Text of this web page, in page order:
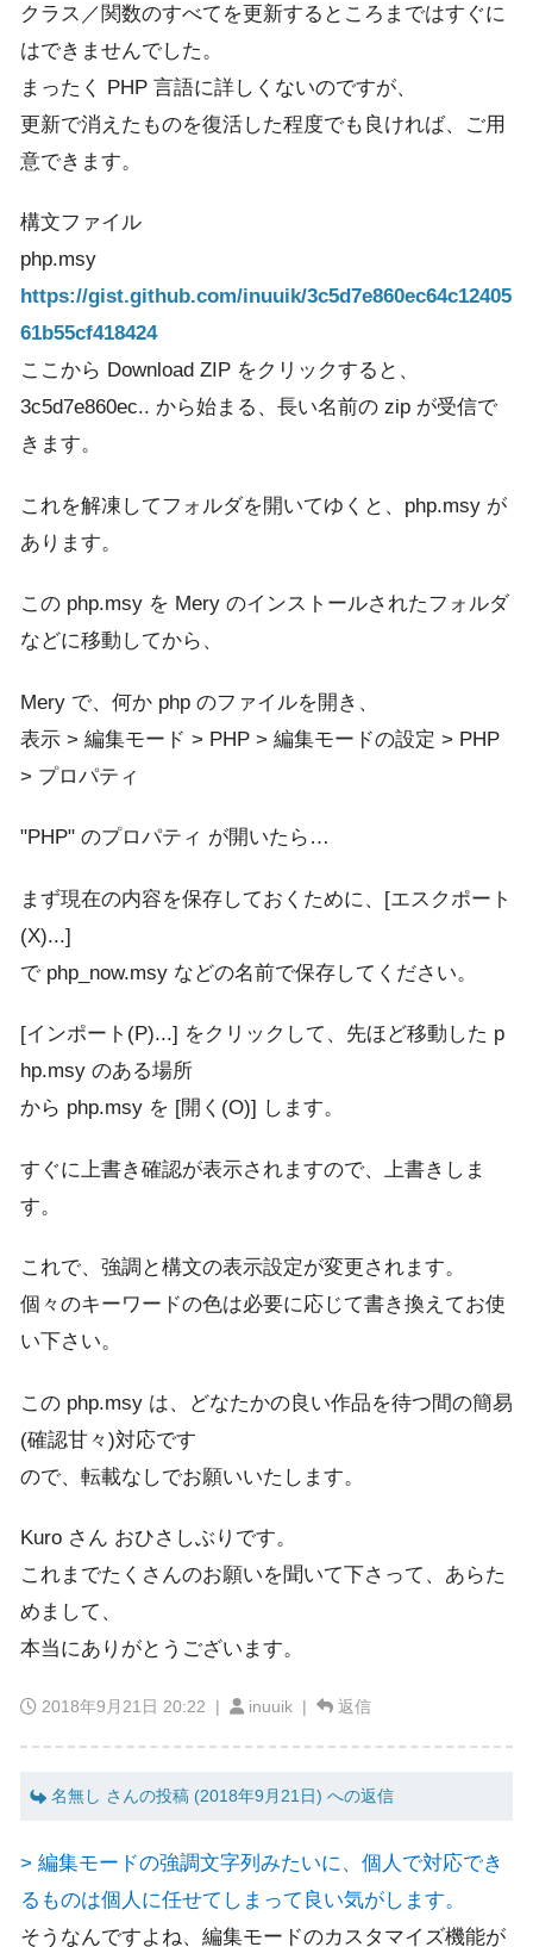
クラス／関数のすべてを更新するところまではすぐに
はできませんでした。
まったく PHP 言語に詳しくないのですが、
更新で消えたものを復活した程度でも良ければ、ご用
意できます。
構文ファイル
php.msy
https://gist.github.com/inuuik/3c5d7e860ec64c12405
61b55cf418424
ここから Download ZIP をクリックすると、
3c5d7e860ec.. から始まる、長い名前の zip が受信で
きます。
これを解凍してフォルダを開いてゆくと、php.msy が
あります。
この php.msy を Mery のインストールされたフォルダ
などに移動してから、
Mery で、何か php のファイルを開き、
表示 > 編集モード > PHP > 編集モードの設定 > PHP
> プロパティ
"PHP" のプロパティ が開いたら…
まず現在の内容を保存しておくために、[エスクポート
(X)...]
で php_now.msy などの名前で保存してください。
[インポート(P)...] をクリックして、先ほど移動した p
hp.msy のある場所
から php.msy を [開く(O)] します。
すぐに上書き確認が表示されますので、上書きしま
す。
これで、強調と構文の表示設定が変更されます。
個々のキーワードの色は必要に応じて書き換えてお使
い下さい。
この php.msy は、どなたかの良い作品を待つ間の簡易
(確認甘々)対応です
ので、転載なしでお願いいたします。
Kuro さん おひさしぶりです。
これまでたくさんのお願いを聞いて下さって、あらた
めまして、
本当にありがとうございます。
2018年9月21日 20:22 | inuuik | 返信
名無し さんの投稿 (2018年9月21日) への返信
> 編集モードの強調文字列みたいに、個人で対応でき
るものは個人に任せてしまって良い気がします。
そうなんですよね、編集モードのカスタマイズ機能が